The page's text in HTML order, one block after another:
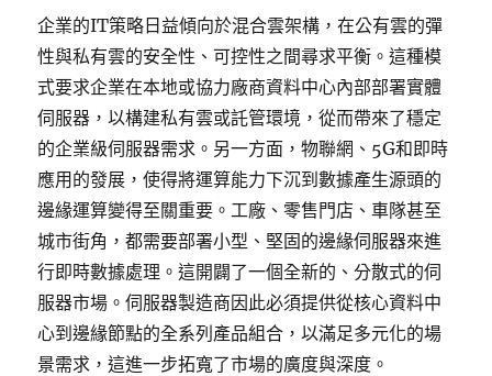
企業的IT策略日益傾向於混合雲架構，在公有雲的彈
性與私有雲的安全性、可控性之間尋求平衡。這種模
式要求企業在本地或協力廠商資料中心內部部署實體
伺服器，以構建私有雲或託管環境，從而帶來了穩定
的企業級伺服器需求。另一方面，物聯網、5G和即時
應用的發展，使得將運算能力下沉到數據產生源頭的
邊緣運算變得至關重要。工廠、零售門店、車隊甚至
城市街角，都需要部署小型、堅固的邊緣伺服器來進
行即時數據處理。這開闢了一個全新的、分散式的伺
服器市場。伺服器製造商因此必須提供從核心資料中
心到邊緣節點的全系列產品組合，以滿足多元化的場
景需求，這進一步拓寬了市場的廣度與深度。